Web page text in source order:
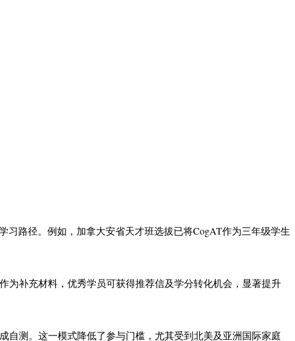
路径。例如，加拿大安省天才班选拔已将CogAT作为三年级学生
为补充材料，优秀学员可获得推荐信及学分转化机会，显著提升
自测。这一模式降低了参与门槛，尤其受到北美及亚洲国际家庭